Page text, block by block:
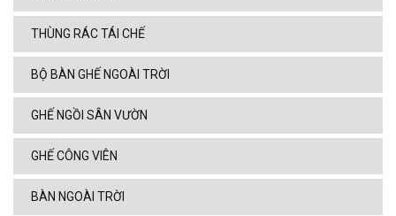
THÙNG RÁC TÁI CHẾ
BỘ BÀN GHẾ NGOÀI TRỜI
GHẾ NGỒI SÂN VƯỜN
GHẾ CÔNG VIÊN
BÀN NGOÀI TRỜI